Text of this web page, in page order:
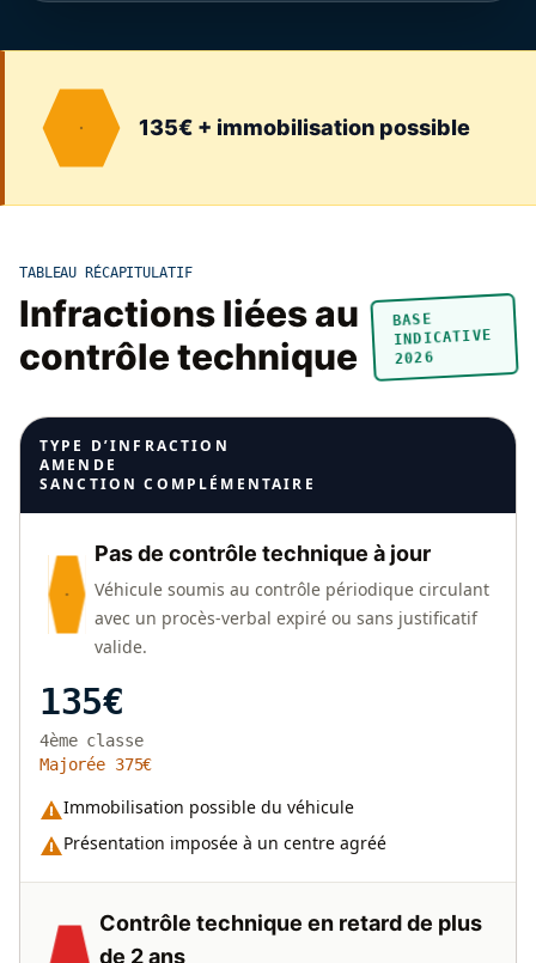
135€ + immobilisation possible
TABLEAU RÉCAPITULATIF
Infractions liées au
contrôle technique
BASE
INDICATIVE
2026
TYPE D’INFRACTION
AMENDE
SANCTION COMPLÉMENTAIRE
Pas de contrôle technique à jour
Véhicule soumis au contrôle périodique circulant
avec un procès-verbal expiré ou sans justificatif
valide.
135€
4ème classe
Majorée 375€
Immobilisation possible du véhicule
Présentation imposée à un centre agréé
Contrôle technique en retard de plus
de 2 ans